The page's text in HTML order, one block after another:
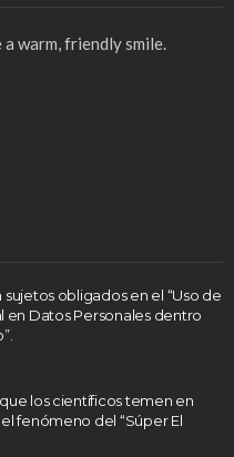
warm, friendly smile.
sujetos obligados en el “Uso de
en Datos Personales dentro
los científicos temen en
fenómeno del “Súper El